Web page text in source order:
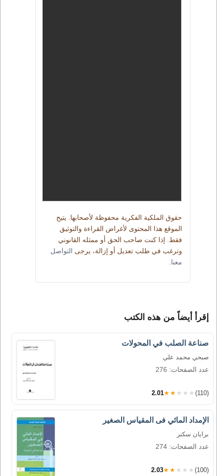
حقوق الملكية الفكرية محفوظة لأصحابها. يتيح
الموقع هذا المحتوى لأغراض القراءة والتوثيق
فقط. إذا كنت صاحب الحق أو ممثله القانوني
وترغب في طلب تعديل أو إزالة، يرجى التواصل
معنا
إقرأ أيضاً من هذه الكتب
صناعة الصلب في المحولات
صبحي محمد علي
عدد الصفحات: 276
2.01★★★★★ (110)
الإمداد المائي فى المقياس الصغير
برايان سكنر
عدد الصفحات: 274
2.03★★★★★ (100)